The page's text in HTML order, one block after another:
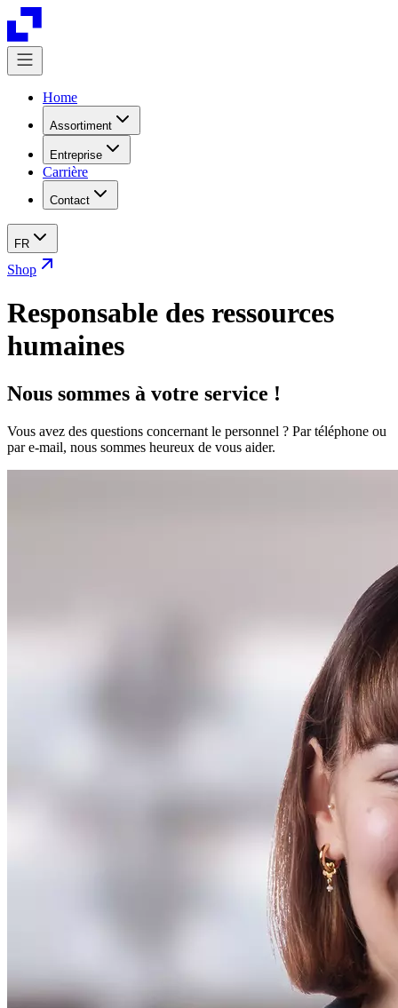
Home
Assortiment
Entreprise
Carrière
Contact
FR
Shop
Responsable des ressources
humaines
Nous sommes à votre service !
Vous avez des questions concernant le personnel ? Par téléphone ou
par e-mail, nous sommes heureux de vous aider.